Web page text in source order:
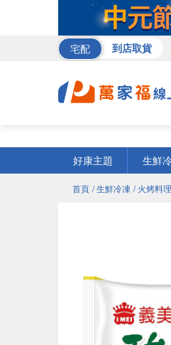
宅配 到店取貨
好康主題
生鮮
首頁 / 生鮮冷凍 / 火烤料理